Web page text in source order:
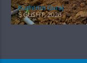
Kushtrim Guraj
5 GUSHT, 2026